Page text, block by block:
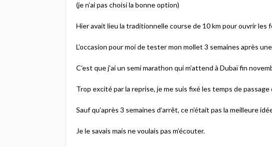
(je n’ai pas choisi la bonne option)
Hier avait lieu la traditionnelle course de 10 km pour ouvrir les
L’occasion pour moi de tester mon mollet 3 semaines après
C’est que j’ai un semi marathon qui m’attend à Dubaï fin
Trop excité par la reprise, je me suis fixé les temps de
Sauf qu’après 3 semaines d’arrêt, ce n’était pas la meilleure
Je le savais mais ne voulais pas m’écouter.